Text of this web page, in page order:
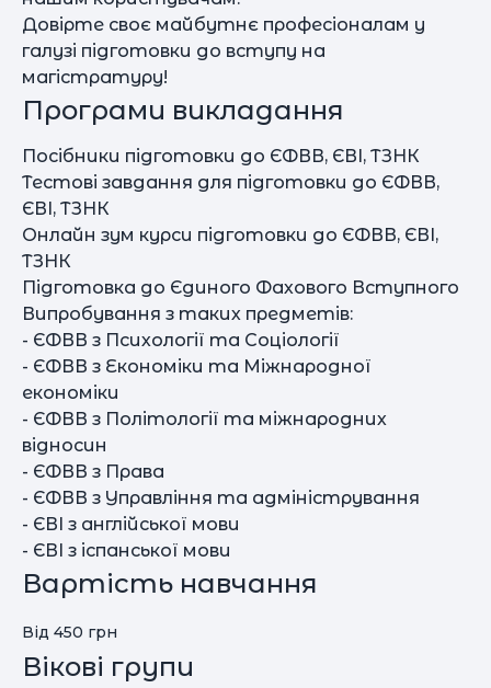
Довірте своє майбутнє професіоналам у
галузі підготовки до вступу на
магістратуру!
Програми викладання
Посібники підготовки до ЄФВВ, ЄВІ, ТЗНК
Тестові завдання для підготовки до ЄФВВ,
ЄВІ, ТЗНК
Онлайн зум курси підготовки до ЄФВВ, ЄВІ,
ТЗНК
Підготовка до Єдиного Фахового Вступного
Випробування з таких предметів:
- ЄФВВ з Психології та Соціології
- ЄФВВ з Економіки та Міжнародної
економіки
- ЄФВВ з Політології та міжнародних
відносин
- ЄФВВ з Права
- ЄФВВ з Управління та адміністрування
- ЄВІ з англійської мови
- ЄВІ з іспанської мови
Вартість навчання
Від 450 грн
Вікові групи